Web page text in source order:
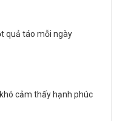
quả táo mỗi ngày
cảm thấy hạnh phúc